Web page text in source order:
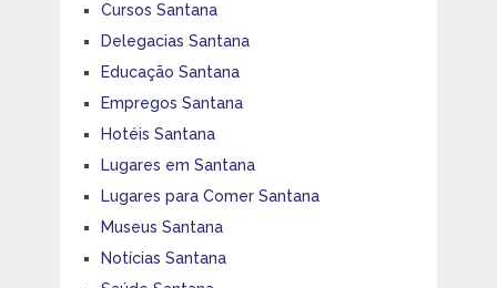
Cursos Santana
Delegacias Santana
Educação Santana
Empregos Santana
Hotéis Santana
Lugares em Santana
Lugares para Comer Santana
Museus Santana
Notícias Santana